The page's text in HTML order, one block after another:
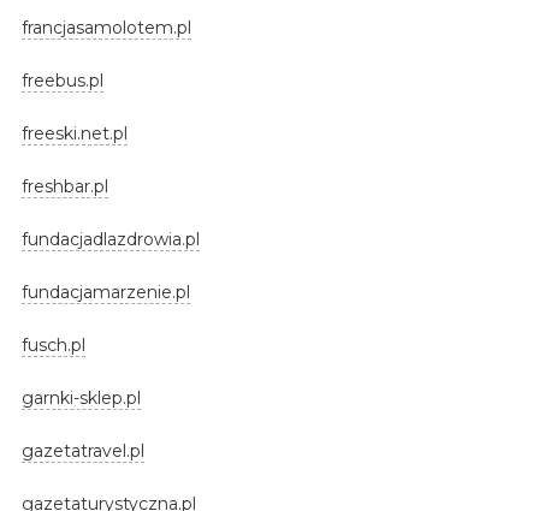
francjasamolotem.pl
freebus.pl
freeski.net.pl
freshbar.pl
fundacjadlazdrowia.pl
fundacjamarzenie.pl
fusch.pl
garnki-sklep.pl
gazetatravel.pl
gazetaturystyczna.pl